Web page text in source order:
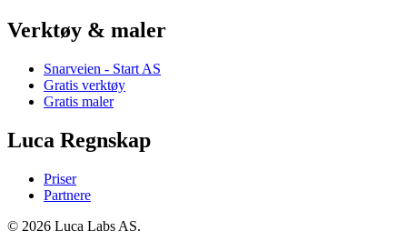
Verktøy & maler
Snarveien - Start AS
Gratis verktøy
Gratis maler
Luca Regnskap
Priser
Partnere
© 2026 Luca Labs AS.